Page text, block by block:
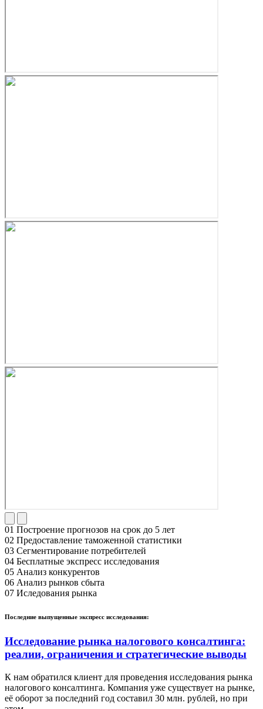
01 Построение прогнозов на срок до 5 лет
02 Предоставление таможенной статистики
03 Сегментирование потребителей
04 Бесплатные экспресс исследования
05 Анализ конкурентов
06 Анализ рынков сбыта
07 Иследования рынка
Последние выпущенные экспресс исследования:
Исследование рынка налогового консалтинга:
реалии, ограничения и стратегические выводы
К нам обратился клиент для проведения исследования рынка
налогового консалтинга. Компания уже существует на рынке,
её оборот за последний год составил 30 млн. рублей, но при